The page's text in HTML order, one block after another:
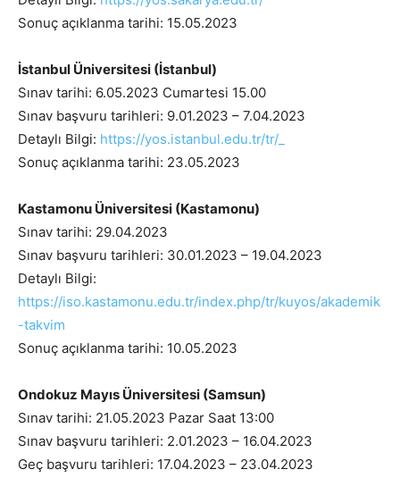
Sonuç açıklanma tarihi: 15.05.2023
İstanbul Üniversitesi (İstanbul)
Sınav tarihi: 6.05.2023 Cumartesi 15.00
Sınav başvuru tarihleri: 9.01.2023 – 7.04.2023
Detaylı Bilgi: https://yos.istanbul.edu.tr/tr/_
Sonuç açıklanma tarihi: 23.05.2023
Kastamonu Üniversitesi (Kastamonu)
Sınav tarihi: 29.04.2023
Sınav başvuru tarihleri: 30.01.2023 – 19.04.2023
Detaylı Bilgi:
https://iso.kastamonu.edu.tr/index.php/tr/kuyos/akademik
-takvim
Sonuç açıklanma tarihi: 10.05.2023
Ondokuz Mayıs Üniversitesi (Samsun)
Sınav tarihi: 21.05.2023 Pazar Saat 13:00
Sınav başvuru tarihleri: 2.01.2023 – 16.04.2023
Geç başvuru tarihleri: 17.04.2023 – 23.04.2023